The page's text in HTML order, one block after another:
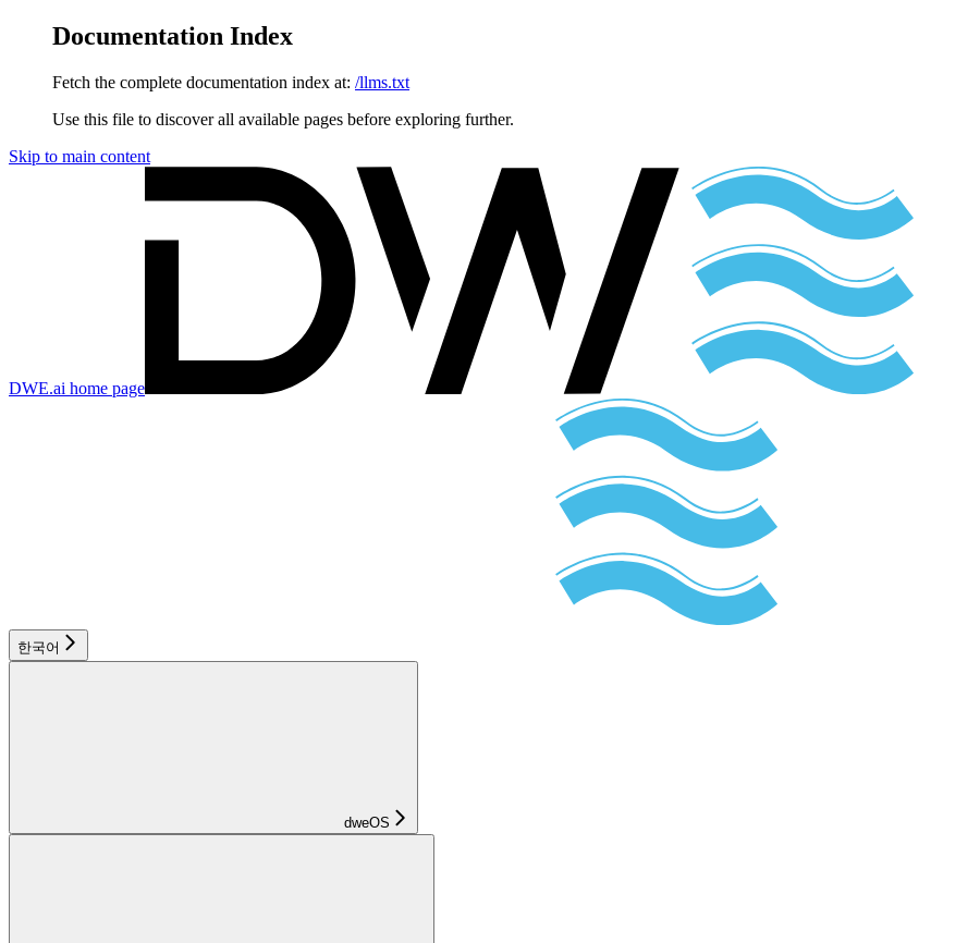
Documentation Index
Fetch the complete documentation index at: /llms.txt
Use this file to discover all available pages before exploring further.
Skip to main content
DWE.ai home page
한국어
dweOS